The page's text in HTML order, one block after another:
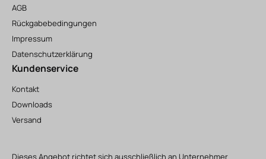
AGB
Rückgabebedingungen
Impressum
Datenschutzerklärung
Kundenservice
Kontakt
Downloads
Versand
Dieses Angebot richtet sich ausschließlich an Unternehmer